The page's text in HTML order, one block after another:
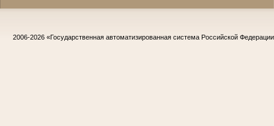
2006-2026 «Государственная автоматизированная система Российской